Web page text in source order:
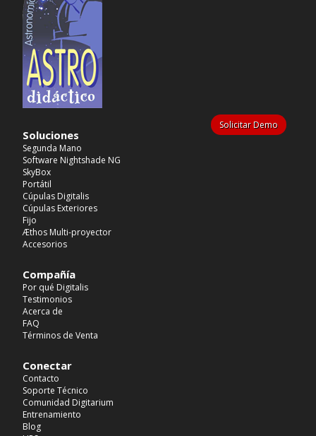
Solicitar Demo
Soluciones
Segunda Mano
Software Nightshade NG
SkyBox
Portátil
Cúpulas Digitalis
Cúpulas Exteriores
Fijo
Æthos Multi-proyector
Accesorios
Compañía
Por qué Digitalis
Testimonios
Acerca de
FAQ
Términos de Venta
Conectar
Contacto
Soporte Técnico
Comunidad Digitarium
Entrenamiento
Blog